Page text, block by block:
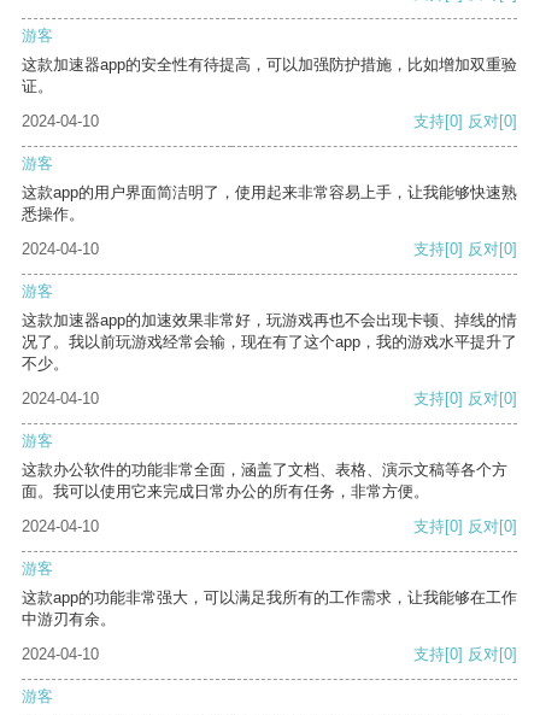
游客
这款加速器app的安全性有待提高，可以加强防护措施，比如增加双重验
证。
2024-04-10
支持[0] 反对[0]
游客
这款app的用户界面简洁明了，使用起来非常容易上手，让我能够快速熟
悉操作。
2024-04-10
支持[0] 反对[0]
游客
这款加速器app的加速效果非常好，玩游戏再也不会出现卡顿、掉线的情
况了。我以前玩游戏经常会输，现在有了这个app，我的游戏水平提升了
不少。
2024-04-10
支持[0] 反对[0]
游客
这款办公软件的功能非常全面，涵盖了文档、表格、演示文稿等各个方
面。我可以使用它来完成日常办公的所有任务，非常方便。
2024-04-10
支持[0] 反对[0]
游客
这款app的功能非常强大，可以满足我所有的工作需求，让我能够在工作
中游刃有余。
2024-04-10
支持[0] 反对[0]
游客